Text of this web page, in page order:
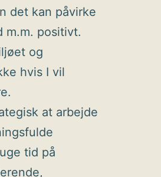
det kan påvirke
positivt.
og
hvis I vil
at arbejde
tid på